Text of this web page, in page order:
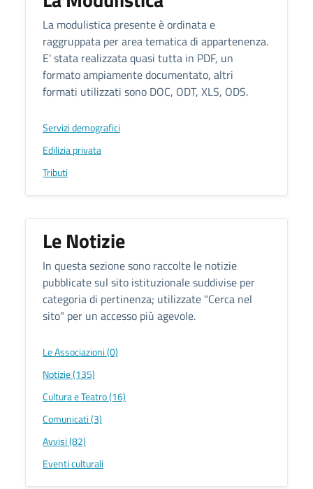
La modulistica presente è ordinata e
raggruppata per area tematica di appartenenza.
E' stata realizzata quasi tutta in PDF, un
formato ampiamente documentato, altri
formati utilizzati sono DOC, ODT, XLS, ODS.
Servizi demografici
Edilizia privata
Tributi
Le Notizie
In questa sezione sono raccolte le notizie
pubblicate sul sito istituzionale suddivise per
categoria di pertinenza; utilizzate "Cerca nel
sito" per un accesso più agevole.
Le Associazioni (0)
Notizie (135)
Cultura e Teatro (16)
Comunicati (3)
Avvisi (82)
Eventi culturali